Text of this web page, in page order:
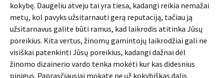
kokybę. Daugeliu atveju tai yra tiesa, kadangi reikia nemažai
metų, kol pavyks užsitarnauti gerą reputaciją, tačiau ją
užsitarnavus galite būti ramus, kad laikrodis atitinka Jūsų
poreikius. Kita vertus, žinomų gamintojų laikrodžiai gali ne
visiškai patenkinti Jūsų poreikius, kadangi dažnai dėl
žinomo dizainerio vardo tenka mokėti kur kas didesnius
pinigus. Paprasčiausiai mokate ne už kokybiškas dalis,